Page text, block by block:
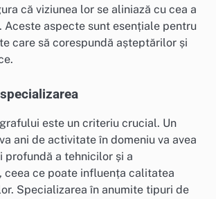
că viziunea lor se aliniază cu cea a
Aceste aspecte sunt esențiale pentru
care să corespundă așteptărilor și
este un criteriu crucial. Un
ani de activitate în domeniu va avea
profundă a tehnicilor și a
ceea ce poate influența calitatea
Specializarea în anumite tipuri de